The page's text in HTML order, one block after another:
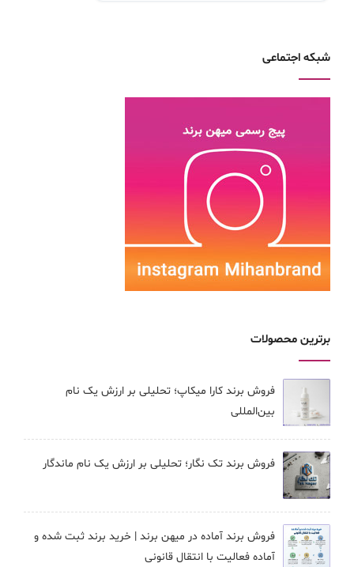
شبکه اجتماعی
برترین محصولات
فروش برند کارا ميكاپ؛ تحلیلی بر ارزش یک نام
بین‌المللی
فروش برند تک نگار؛ تحلیلی بر ارزش یک نام ماندگار
فروش برند آماده در میهن برند | خرید برند ثبت شده و
آماده فعالیت با انتقال قانونی